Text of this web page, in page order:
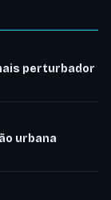
perturbador
urbana